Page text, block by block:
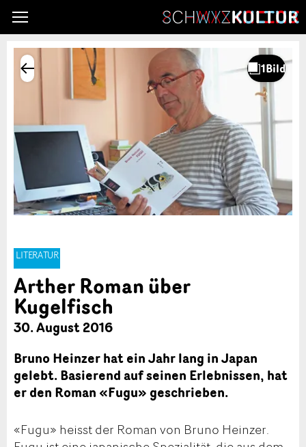
LITERATUR
Arther Roman über
Kugelfisch
30. August 2016
Bruno Heinzer hat ein Jahr lang in Japan
gelebt. Basierend auf seinen Erlebnissen, hat
er den Roman «Fugu» geschrieben.
«Fugu» heisst der Roman von Bruno Heinzer.